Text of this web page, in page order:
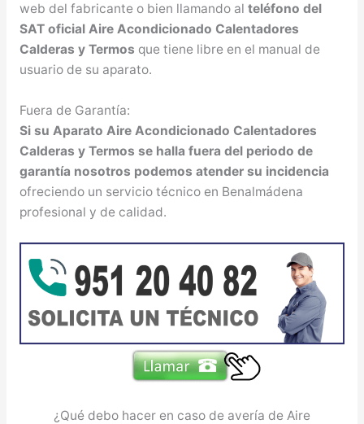
web del fabricante o bien llamando al teléfono del
SAT oficial Aire Acondicionado Calentadores
Calderas y Termos que tiene libre en el manual de
usuario de su aparato.
Fuera de Garantía:
Si su Aparato Aire Acondicionado Calentadores
Calderas y Termos se halla fuera del periodo de
garantía nosotros podemos atender su incidencia
ofreciendo un servicio técnico en Benalmádena
profesional y de calidad.
¿Qué debo hacer en caso de avería de Aire